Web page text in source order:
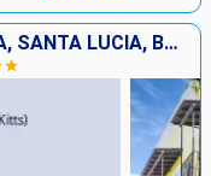
PORTORICO, TORTOLA, DOMINICA, SANTA LUCIA, BARBADOS